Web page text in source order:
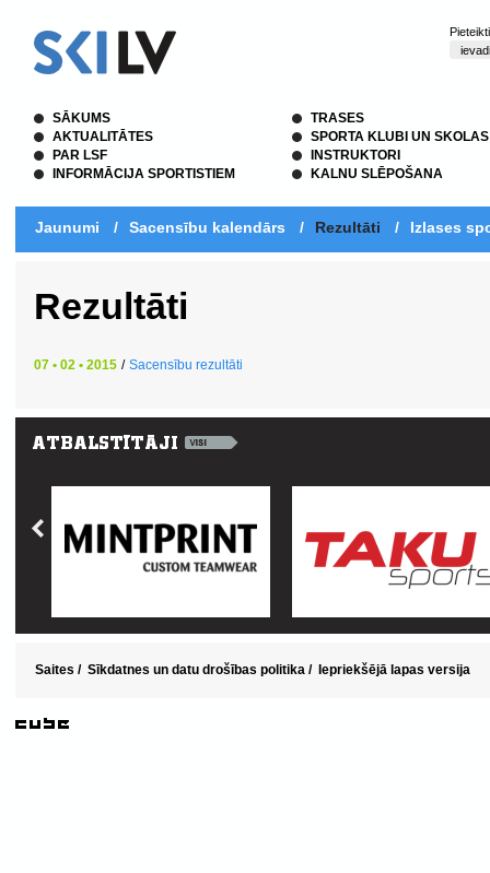
SĀKUMS
AKTUALITĀTES
PAR LSF
INFORMĀCIJA SPORTISTIEM
TRASES
SPORTA KLUBI UN SKOLAS
INSTRUKTORI
KALNU SLĒPOŠANA
Jaunumi / Sacensību kalendārs / Rezultāti / Izlases
Rezultāti
07 • 02 • 2015 / Sacensību rezultāti
Saites / Sīkdatnes un datu drošības politika / Iepriekšējā lapas versija